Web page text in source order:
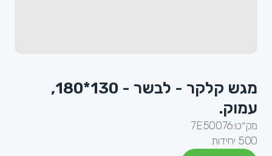
מגש קלקר - לבשר - 130*180,
עמוק.
מק״ט:7E50076
500 יחידות